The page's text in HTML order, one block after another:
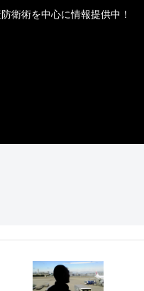
衛術を中心に情報提供中！